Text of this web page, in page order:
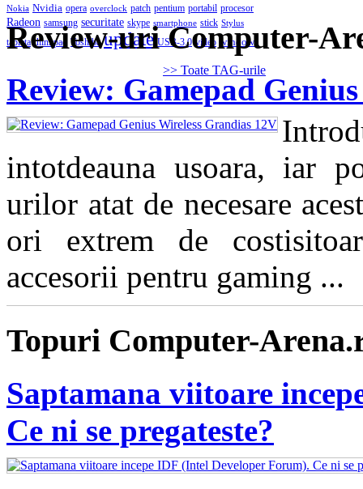
Nokia Nvidia opera overclock patch pentium portabil procesor
Radeon samsung securitate skype smartphone stick Stylus
tableta thinkpad Toshiba update USB-3.0 video windows
>> Toate TAG-urile
Review-uri Computer-
Review: Gamepad
intotdeauna usoara, iar
urilor atat de necesare
ori extrem de
accesorii pentru gaming ...
Topuri Computer-
Saptamana viitoare
Ce ni se pregateste?